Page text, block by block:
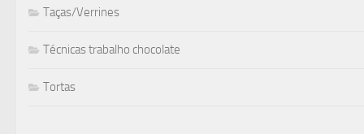
Taças/Verrines
Técnicas trabalho chocolate
Tortas